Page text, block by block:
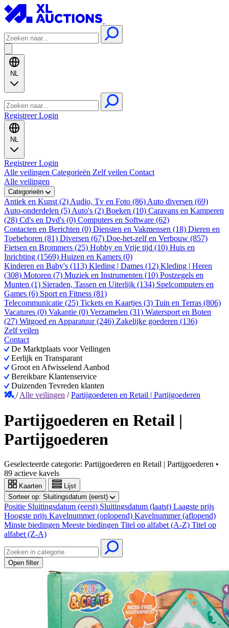
NL
RegistreerLogin
NL
RegistreerLogin
Alle veilingen Categorieën Zelf veilen Contact
Alle veilingen
Categorieën
Antiek en Kunst (2) Audio, Tv en Foto (86) Auto diversen (69)
Auto-onderdelen (5) Auto's (2) Boeken (10) Caravans en Kamperen
(28) Cd's en Dvd's (0) Computers en Software (62)
Contacten en Berichten (0) Diensten en Vakmensen (18) Dieren en
Toebehoren (81) Diversen (67) Doe-het-zelf en Verbouw (857)
Fietsen en Brommers (25) Hobby en Vrije tijd (10) Huis en
Inrichting (1569) Huizen en Kamers (0)
Kinderen en Baby's (113) Kleding | Dames (12) Kleding | Heren
(308) Motoren (7) Muziek en Instrumenten (10) Postzegels en
Munten (1) Sieraden, Tassen en Uiterlijk (134) Spelcomputers en
Games (6) Sport en Fitness (81)
Telecommunicatie (25) Tickets en Kaartjes (3) Tuin en Terras (806)
Vacatures (0) Vakantie (0) Verzamelen (31) Watersport en Boten
(27) Witgoed en Apparatuur (246) Zakelijke goederen (136)
Zelf veilen
Contact
De Marktplaats voor Veilingen
Eerlijk en Transparant
Groot en Afwisselend Aanbod
Bereikbare Klantenservice
Duizenden Tevreden klanten
/Alle veilingen /Partijgoederen en Retail | Partijgoederen
Partijgoederen en Retail |
Partijgoederen
Geselecteerde categorie: Partijgoederen en Retail | Partijgoederen •
89 actieve kavels
Kaarten
Lijst
Sorteer op: Sluitingsdatum (eerst)
Positie Sluitingsdatum (eerst) Sluitingsdatum (laatst) Laagste prijs
Hoogste prijs Kavelnummer (oplopend) Kavelnummer (aflopend)
Minste biedingen Meeste biedingen Titel op alfabet (A-Z) Titel op
alfabet (Z-A)
Open filter